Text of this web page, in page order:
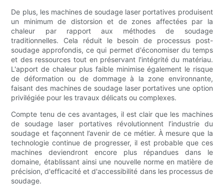
De plus, les machines de soudage laser portatives produisent
un minimum de distorsion et de zones affectées par la
chaleur par rapport aux méthodes de soudage
traditionnelles. Cela réduit le besoin de processus post-
soudage approfondis, ce qui permet d'économiser du temps
et des ressources tout en préservant l'intégrité du matériau.
L'apport de chaleur plus faible minimise également le risque
de déformation ou de dommage à la zone environnante,
faisant des machines de soudage laser portatives une option
privilégiée pour les travaux délicats ou complexes.
Compte tenu de ces avantages, il est clair que les machines
de soudage laser portatives révolutionnent l’industrie du
soudage et façonnent l’avenir de ce métier. À mesure que la
technologie continue de progresser, il est probable que ces
machines deviendront encore plus répandues dans le
domaine, établissant ainsi une nouvelle norme en matière de
précision, d'efficacité et d'accessibilité dans les processus de
soudage.